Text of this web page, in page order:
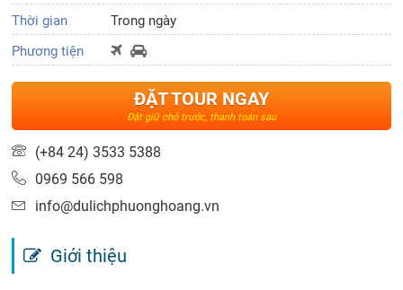
Thời gian
Trong ngày
Phương tiện
ĐẶT TOUR NGAY
Đặt giữ chỗ trước, thanh toán sau
(+84 24) 3533 5388
0969 566 598
info@dulichphuonghoang.vn
Giới thiệu